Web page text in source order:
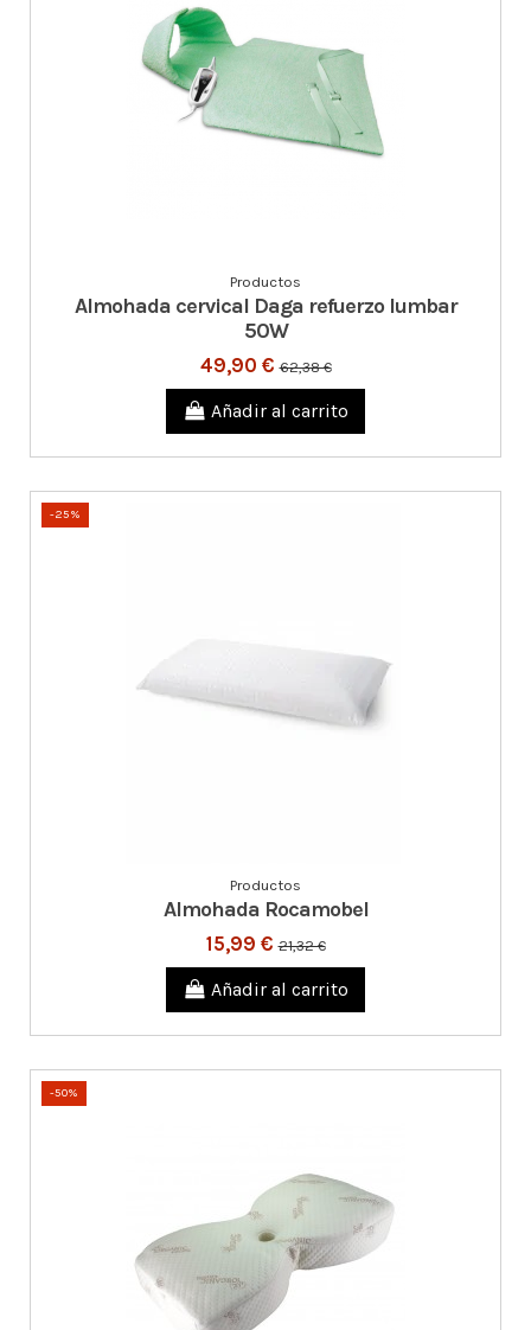
Productos
Almohada cervical Daga refuerzo lumbar
50W
49,90 €62,38 €
Añadir al carrito
-25%
Productos
Almohada Rocamobel
15,99 €21,32 €
Añadir al carrito
-50%